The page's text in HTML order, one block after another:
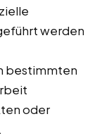
werden
bestimmten
oder